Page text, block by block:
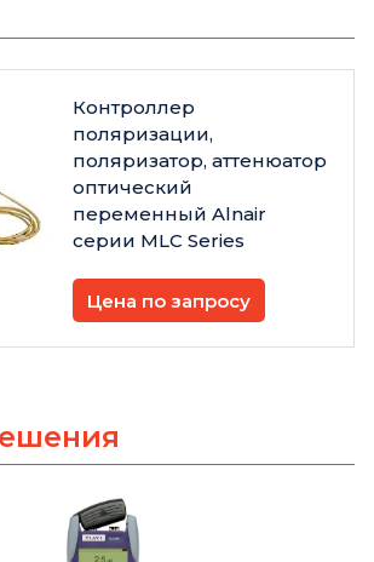
Контроллер
поляризации,
поляризатор, аттенюатор
оптический
переменный Alnair
серии MLC Series
Цена по запросу